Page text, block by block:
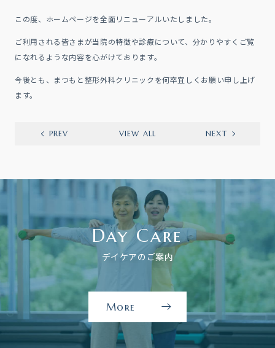
この度、ホームページを全面リニューアルいたしました。
ご利用される皆さまが当院の特徴や診療について、分かりやすくご覧
になれるような内容を心がけております。
今後とも、まつもと整形外科クリニックを何卒宜しくお願い申し上げ
ます。
PREV VIEW ALL NEXT
Day Care
デイケアのご案内
More
デ